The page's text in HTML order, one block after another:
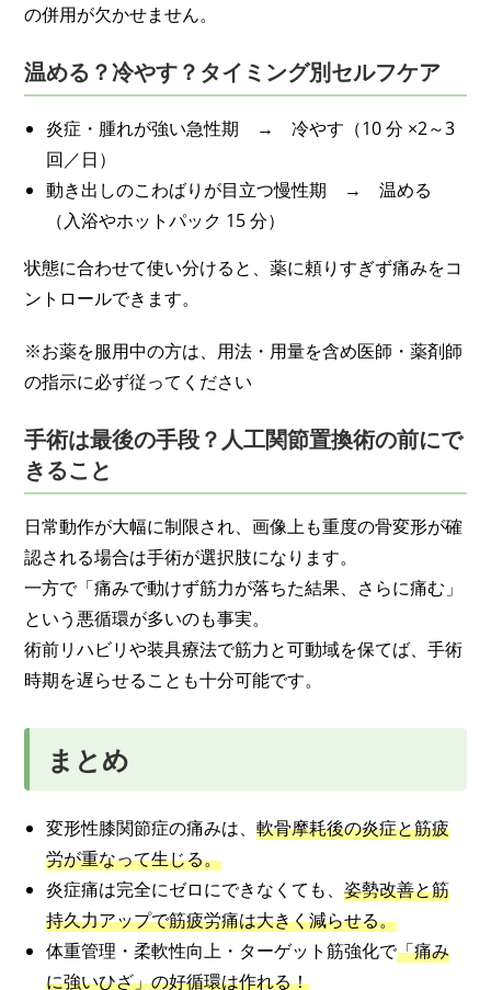
の併用が欠かせません。
温める？冷やす？タイミング別セルフケア
炎症・腫れが強い急性期 → 冷やす（10 分 ×2～3
回／日）
動き出しのこわばりが目立つ慢性期 → 温める
（入浴やホットパック 15 分）
状態に合わせて使い分けると、薬に頼りすぎず痛みをコ
ントロールできます。
※お薬を服用中の方は、用法・用量を含め医師・薬剤師
の指示に必ず従ってください
手術は最後の手段？人工関節置換術の前にで
きること
日常動作が大幅に制限され、画像上も重度の骨変形が確
認される場合は手術が選択肢になります。
一方で「痛みで動けず筋力が落ちた結果、さらに痛む」
という悪循環が多いのも事実。
術前リハビリや装具療法で筋力と可動域を保てば、手術
時期を遅らせることも十分可能です。
まとめ
変形性膝関節症の痛みは、軟骨摩耗後の炎症と筋疲
労が重なって生じる。
炎症痛は完全にゼロにできなくても、姿勢改善と筋
持久力アップで筋疲労痛は大きく減らせる。
体重管理・柔軟性向上・ターゲット筋強化で「痛み
に強いひざ」の好循環は作れる！